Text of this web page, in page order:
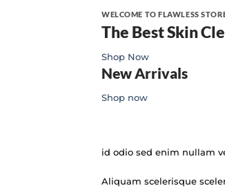
WELCOME TO FLAWLESS
The Best Skin
Shop Now
New Arrivals
Shop now
id odio sed enim nullam
Aliquam scelerisque